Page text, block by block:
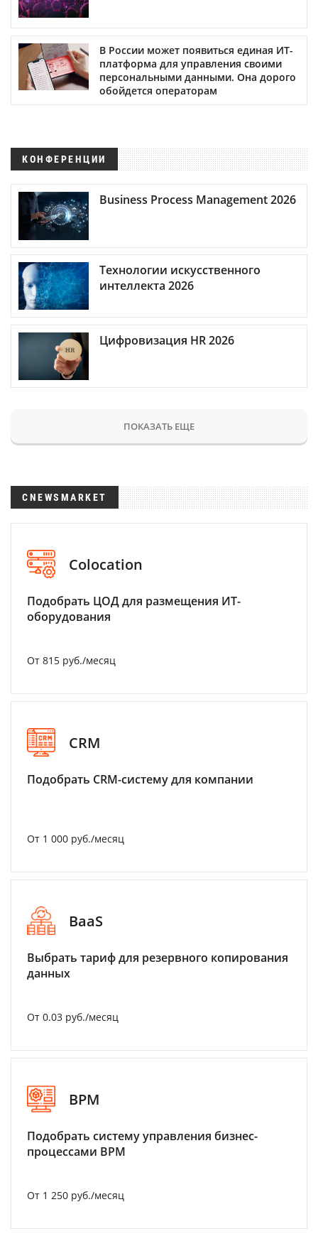
В России может появиться единая ИТ-
платформа для управления своими
персональными данными. Она дорого
обойдется операторам
КОНФЕРЕНЦИИ
Business Process Management 2026
Технологии искусственного
интеллекта 2026
Цифровизация HR 2026
ПОКАЗАТЬ ЕЩЕ
CNEWSMARKET
Colocation
Подобрать ЦОД для размещения ИТ-
оборудования
От 815 руб./месяц
CRM
Подобрать CRM-систему для компании
От 1 000 руб./месяц
BaaS
Выбрать тариф для резервного копирования
данных
От 0.03 руб./месяц
BPM
Подобрать систему управления бизнес-
процессами BPM
От 1 250 руб./месяц